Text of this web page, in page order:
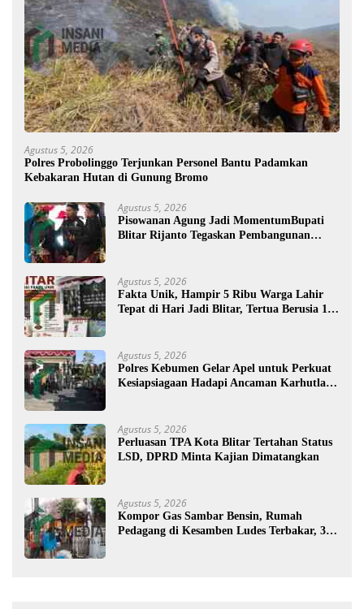
Agustus 5, 2026
Polres Probolinggo Terjunkan Personel Bantu Padamkan
Kebakaran Hutan di Gunung Bromo
Agustus 5, 2026
Pisowanan Agung Jadi MomentumBupati
Blitar Rijanto Tegaskan Pembangunan
Agustus 5, 2026
Fakta Unik, Hampir 5 Ribu Warga Lahir
Tepat di Hari Jadi Blitar, Tertua Berusia 108
Agustus 5, 2026
Polres Kebumen Gelar Apel untuk Perkuat
Kesiapsiagaan Hadapi Ancaman Karhutla di
Agustus 5, 2026
Perluasan TPA Kota Blitar Tertahan Status
LSD, DPRD Minta Kajian Dimatangkan
Agustus 5, 2026
Kompor Gas Sambar Bensin, Rumah
Pedagang di Kesamben Ludes Terbakar, 3